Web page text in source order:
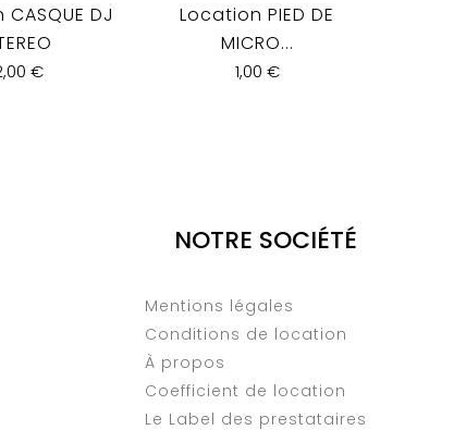
DJ
€
Location PIED DE
MICRO...
1,00 €
NOTRE SOCIÉTÉ
Mentions légales
Conditions de location
À propos
Coefficient de location
Le Label des prestataires